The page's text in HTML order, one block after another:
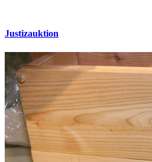
Justizauktion